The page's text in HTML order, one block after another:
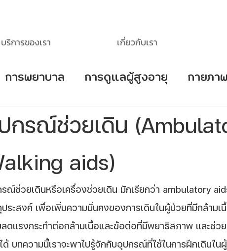
บริการของเรา เกี่ยวกับเรา
การพยาบาล การดูแลผู้สูงอายุ กายภา
เลือดสมอง Stroke ตรวจสอบการนอนหลับ
ยมของผู้สูงอายุ
กรณ์ช่วยเดิน
aids)
ณ์ช่วยเดินหรือเครื่องช่วยเดิน มักเรียกว่า ambulatory
ระสงค์ เพื่อเพิ่มความมั่นคงของการเดินในผู้ป่วยที่มีกล้าม
ดแรงกระทำต่อกล้ามเนื้อและข้อต่อที่มีพยาธิสภาพ และช่ว
ด้ บทความนี้เราจะพาไปรู้จักกับอุปกรณ์ที่ใช้ในการฝึกเดินใ